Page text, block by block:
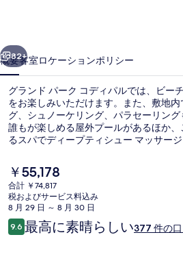
コ
デ
ィ
パ
ル
の
写
真
ギ
次へ
82+
概要客室ロケーションポリシー
グランド パーク コディパルでは、ビー
をお楽しみいただけます。また、敷地
グ、シュノーケリング、パラセーリング
誰もが楽しめる屋外プールがあるほか
るスパでディープティシュー マッサー
りいただけます。その他の設備としてキ
サイドバー、およびフィットネスセンタ
トに備わっています。旅行者は親切なス
す。
現
在
の
料
金
は
￥55,178
合計 ￥74,817
税およびサービス料込み
8 月 29 日 ～ 8 月 30 日
口
コ
9.610段階中9.6
最高に素晴らしい377 件の